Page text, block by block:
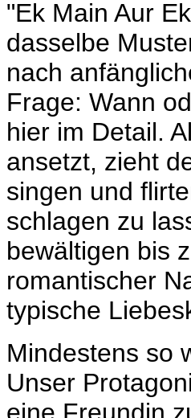
"Ek Main Aur
dasselbe
nach
Frage: Wann
hier im Detail.
ansetzt, zieht
singen und
schlagen zu
bewältigen bis
romantischer
typische
Mindestens so
Unser